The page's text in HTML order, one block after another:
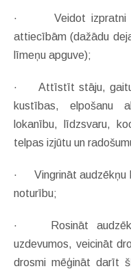
·
Veidot
attiecībām (dažādu
līmeņu apguve);
· Attīstīt stāju, gaitu,
kustības, elpošanu
lokanību, līdzsvaru,
telpas izjūtu un
·
Vingrināt audzēkņu
noturību;
· Rosināt
uzdevumos, veicināt
drosmi mēģināt darīt